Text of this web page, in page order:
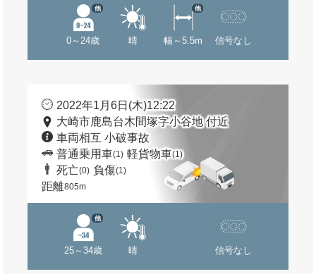
0～24歳
他
晴 幅～5.5m
他
信号なし
2022年1月6日(木)12:22
大崎市鹿島台木間塚字小谷地 付近
車両相互 小破事故
普通乗用車(1) 軽貨物車(1)
死亡(0) 負傷(1)
距離805m
25～34歳
他
晴 信号なし